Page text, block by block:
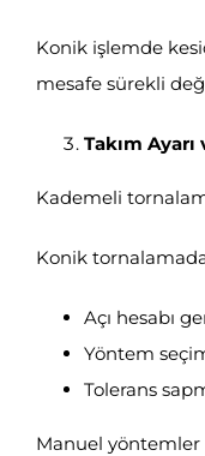
Konik işlemde
mesafe sürekli
Takım
Kademeli
Konik
Açı hesabı
Yöntem
Tolerans
Manuel yöntemler